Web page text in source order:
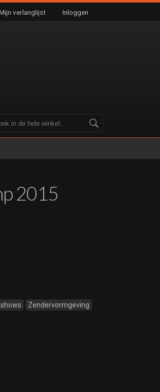
verlanglijst Inloggen
2015
Zendervormgeving